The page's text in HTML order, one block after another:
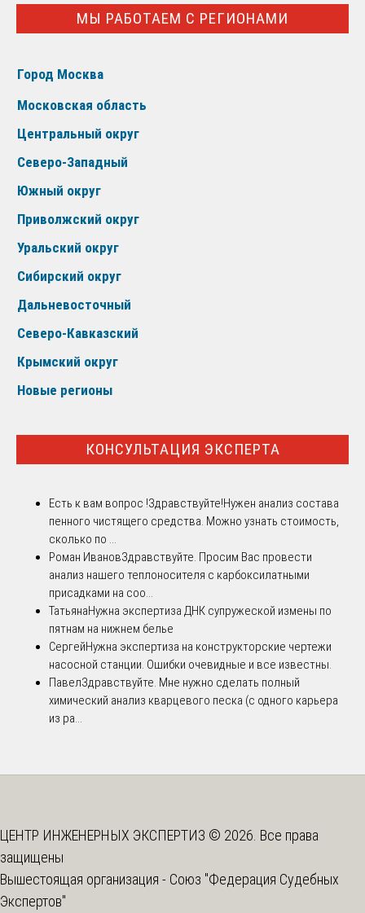
МЫ РАБОТАЕМ С РЕГИОНАМИ
Город Москва
Московская область
Центральный округ
Северо-Западный
Южный округ
Приволжский округ
Уральский округ
Сибирский округ
Дальневосточный
Северо-Кавказский
Крымский округ
Новые регионы
КОНСУЛЬТАЦИЯ ЭКСПЕРТА
Есть к вам вопрос !Здравствуйте!Нужен анализ состава
пенного чистящего средства. Можно узнать стоимость,
сколько по ...
Роман ИвановЗдравствуйте. Просим Вас провести
анализ нашего теплоносителя с карбоксилатными
присадками на соо...
ТатьянаНужна экспертиза ДНК супружеской измены по
пятнам на нижнем белье
СергейНужна экспертиза на конструкторские чертежи
насосной станции. Ошибки очевидные и все известны.
ПавелЗдравствуйте. Мне нужно сделать полный
химический анализ кварцевого песка (с одного карьера
из ра...
ЦЕНТР ИНЖЕНЕРНЫХ ЭКСПЕРТИЗ © 2026. Все права
защищены
Вышестоящая организация - Союз "Федерация Судебных
Экспертов"